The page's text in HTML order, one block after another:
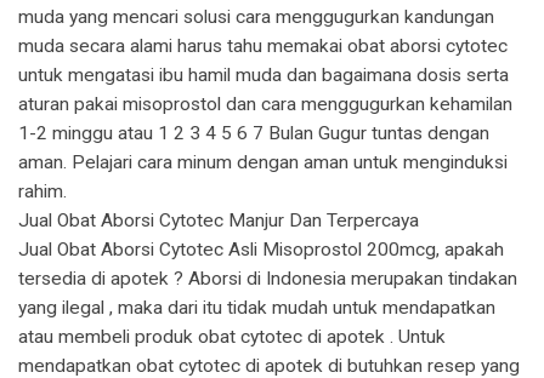
muda yang mencari solusi cara menggugurkan kandungan
muda secara alami harus tahu memakai obat aborsi cytotec
untuk mengatasi ibu hamil muda dan bagaimana dosis serta
aturan pakai misoprostol dan cara menggugurkan kehamilan
1-2 minggu atau 1 2 3 4 5 6 7 Bulan Gugur tuntas dengan
aman. Pelajari cara minum dengan aman untuk menginduksi
rahim.
Jual Obat Aborsi Cytotec Manjur Dan Terpercaya
Jual Obat Aborsi Cytotec Asli Misoprostol 200mcg, apakah
tersedia di apotek ? Aborsi di Indonesia merupakan tindakan
yang ilegal , maka dari itu tidak mudah untuk mendapatkan
atau membeli produk obat cytotec di apotek . Untuk
mendapatkan obat cytotec di apotek di butuhkan resep yang